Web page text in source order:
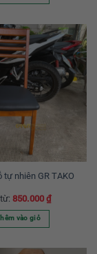
sản
phẩm
này
có
nhiều
biến
thể.
tùy
chọn
thể
được
trên
trang
sản
tự nhiên GR TAKO
850.000 ₫
vào giỏ
phẩm